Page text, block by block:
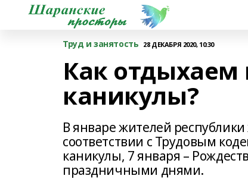
Труд и занятость 28 ДЕКАБРЯ 2020, 10:30
Как отдыхаем
каникулы?
В январе жителей
соответствии с Трудовым
каникулы, 7 января –
праздничными днями.